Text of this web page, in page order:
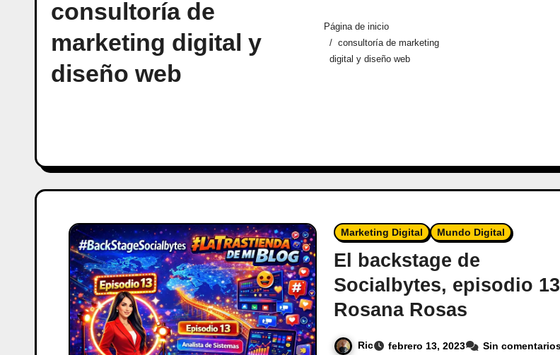
consultoría de
marketing digital y
diseño web
Página de inicio
consultoría de marketing
digital y diseño web
Marketing Digital Mundo Digital
El backstage de
Socialbytes, episodio
Rosana Rosas
Ric febrero 13, 2023 Sin